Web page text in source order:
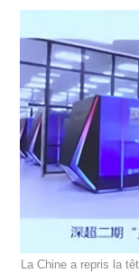
La Chine a repris la